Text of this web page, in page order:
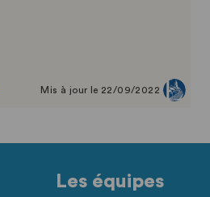
Mis à jour le 22/09/2022
Les équipes